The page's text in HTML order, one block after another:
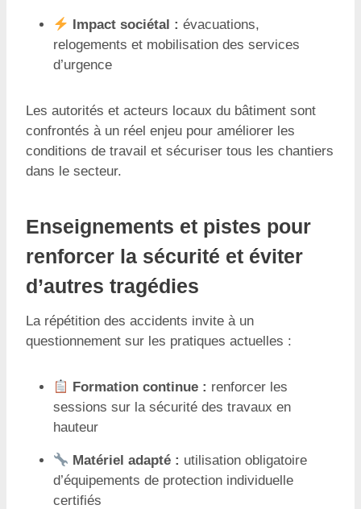
Impact sociétal : évacuations,
relogements et mobilisation des services
d’urgence
Les autorités et acteurs locaux du bâtiment sont
confrontés à un réel enjeu pour améliorer les
conditions de travail et sécuriser tous les chantiers
dans le secteur.
Enseignements et pistes pour
renforcer la sécurité et éviter
d’autres tragédies
La répétition des accidents invite à un
questionnement sur les pratiques actuelles :
Formation continue : renforcer les
sessions sur la sécurité des travaux en
hauteur
Matériel adapté : utilisation obligatoire
d’équipements de protection individuelle
certifiés